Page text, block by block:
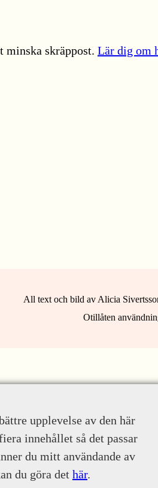
minska skräppost. Lär dig om
All text och bild av Alicia
Otillåten
upplevelse av den här
innehållet så det passar
du mitt användande av
du göra det här.